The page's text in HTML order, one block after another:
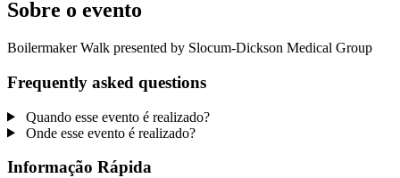
Sobre o evento
Boilermaker Walk presented by Slocum-Dickson Medical Group
Frequently asked questions
Quando esse evento é realizado?
Onde esse evento é realizado?
Informação Rápida